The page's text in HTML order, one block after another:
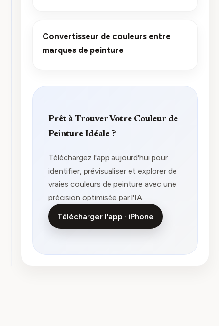
Convertisseur de couleurs entre
marques de peinture
Prêt à Trouver Votre Couleur de
Peinture Idéale ?
Téléchargez l'app aujourd'hui pour
identifier, prévisualiser et explorer de
vraies couleurs de peinture avec une
précision optimisée par l'IA.
Télécharger l'app · iPhone